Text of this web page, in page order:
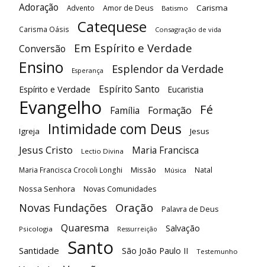
Adoração Advento Amor de Deus Batismo Carisma
Carisma Oásis Catequese Consagração de vida
Conversão Em Espírito e Verdade
Ensino Esperança Esplendor da Verdade
Espírito e Verdade Espírito Santo Eucaristia
Evangelho Família Formação Fé
Igreja Intimidade com Deus Jesus
Jesus Cristo Lectio Divina Maria Francisca
Maria Francisca Crocoli Longhi Missão Música Natal
Nossa Senhora Novas Comunidades
Novas Fundações Oração Palavra de Deus
Psicologia Quaresma Ressurreição Salvação
Santidade Santo São João Paulo II Testemunho